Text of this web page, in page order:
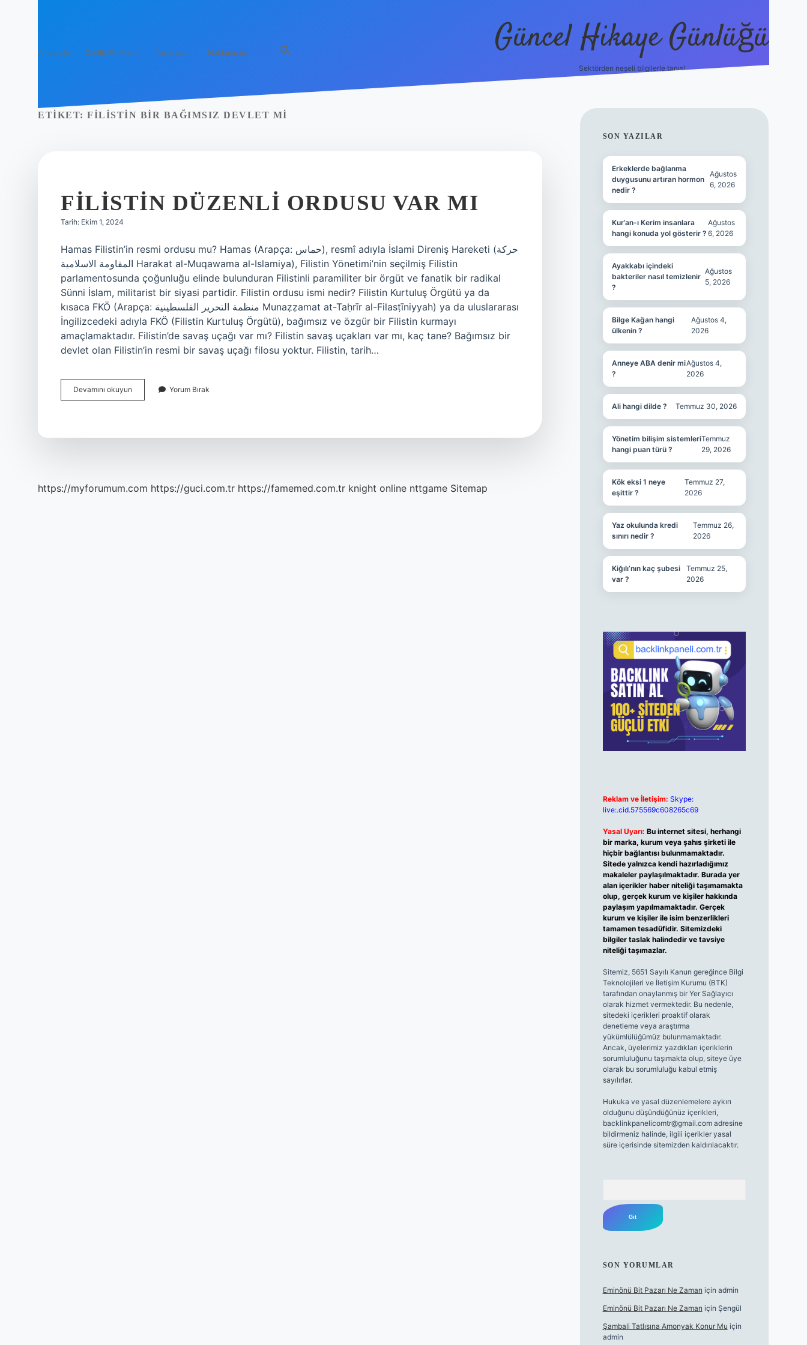
Anasayfa Gizlilik Politikası Yasal Uyarı Hakkımızda Güncel Hikaye Günlüğü
Sektörden neşeli bilgilerle tanış!
ETIKET: FILISTIN BIR BAĞIMSIZ DEVLET MI
FILISTIN DÜZENLI ORDUSU VAR MI
Tarih: Ekim 1, 2024
Hamas Filistin’in resmi ordusu mu? Hamas (Arapça: حماس), resmî adıyla İslami Direniş Hareketi (حركة
المقاومة الاسلامية Harakat al-Muqawama al-Islamiya), Filistin Yönetimi’nin seçilmiş Filistin
parlamentosunda çoğunluğu elinde bulunduran Filistinli paramiliter bir örgüt ve fanatik bir radikal
Sünni İslam, militarist bir siyasi partidir. Filistin ordusu ismi nedir? Filistin Kurtuluş Örgütü ya da
kısaca FKÖ (Arapça: منظمة التحرير الفلسطينية Munaẓẓamat at-Taḥrīr al-Filasṭīniyyah) ya da uluslararası
İngilizcedeki adıyla FKÖ (Filistin Kurtuluş Örgütü), bağımsız ve özgür bir Filistin kurmayı
amaçlamaktadır. Filistin’de savaş uçağı var mı? Filistin savaş uçakları var mı, kaç tane? Bağımsız bir
devlet olan Filistin’in resmi bir savaş uçağı filosu yoktur. Filistin, tarih…
Devamını okuyun
Düzenli
Yorum Bırak
https://myforumum.com https://guci.com.tr https://famemed.com.tr knight online nttgame Sitemap
SIDEBAR
SON YAZILAR
Erkeklerde bağlanma
duygusunu artıran hormon
nedir ?
Ağustos
6, 2026
Kur’an-ı Kerim insanlara
hangi konuda yol gösterir ?
Ağustos
6, 2026
Ayakkabı içindeki
bakteriler nasıl temizlenir
?
Ağustos
5, 2026
Bilge Kağan hangi
ülkenin ?
Ağustos 4,
2026
Anneye ABA denir mi
?
Ağustos 4,
2026
Ali hangi dilde ? Temmuz 30, 2026
Yönetim bilişim sistemleri
hangi puan türü ?
Temmuz
29, 2026
Kök eksi 1 neye
eşittir ?
Temmuz 27,
2026
Yaz okulunda kredi
sınırı nedir ?
Temmuz 26,
2026
Kiğılı’nın kaç şubesi
var ?
Temmuz 25,
2026
Reklam ve İletişim: Skype:
live:.cid.575569c608265c69
Yasal Uyarı: Bu internet sitesi, herhangi
bir marka, kurum veya şahıs şirketi ile
hiçbir bağlantısı bulunmamaktadır.
Sitede yalnızca kendi hazırladığımız
makaleler paylaşılmaktadır. Burada yer
alan içerikler haber niteliği taşımamakta
olup, gerçek kurum ve kişiler hakkında
paylaşım yapılmamaktadır. Gerçek
kurum ve kişiler ile isim benzerlikleri
tamamen tesadüfidir. Sitemizdeki
bilgiler taslak halindedir ve tavsiye
niteliği taşımazlar.
Sitemiz, 5651 Sayılı Kanun gereğince Bilgi
Teknolojileri ve İletişim Kurumu (BTK)
tarafından onaylanmış bir Yer Sağlayıcı
olarak hizmet vermektedir. Bu nedenle,
sitedeki içerikleri proaktif olarak
denetleme veya araştırma
yükümlülüğümüz bulunmamaktadır.
Ancak, üyelerimiz yazdıkları içeriklerin
sorumluluğunu taşımakta olup, siteye üye
olarak bu sorumluluğu kabul etmiş
sayılırlar.
Hukuka ve yasal düzenlemelere aykırı
olduğunu düşündüğünüz içerikleri,
backlinkpanelicomtr@gmail.comadresine
bildirmeniz halinde, ilgili içerikler yasal
süre içerisinde sitemizden kaldırılacaktır.
SON YORUMLAR
Eminönü Bit Pazarı Ne Zaman için admin
Eminönü Bit Pazarı Ne Zaman için Şengül
Şambali Tatlısına Amonyak Konur Mu için
admin
https://piabella.casino/